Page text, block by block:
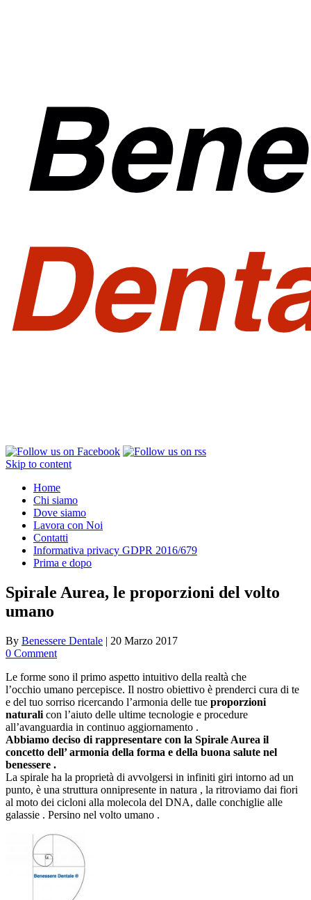
Skip to content
Home
Chi siamo
Dove siamo
Lavora con Noi
Contatti
Informativa privacy GDPR 2016/679
Prima e dopo
Spirale Aurea, le proporzioni del volto
umano
By Benessere Dentale | 20 Marzo 2017
0 Comment
Le forme sono il primo aspetto intuitivo della realtà che
l’occhio umano percepisce. Il nostro obiettivo è prenderci cura di te
e del tuo sorriso ricercando l’armonia delle tue proporzioni
naturali con l’aiuto delle ultime tecnologie e procedure
all’avanguardia in continuo aggiornamento .
Abbiamo deciso di rappresentare con la Spirale Aurea il
concetto dell’ armonia della forma e della buona salute nel
benessere .
La spirale ha la proprietà di avvolgersi in infiniti giri intorno ad un
punto, è una struttura onnipresente in natura , la ritroviamo dai fiori
al moto dei cicloni alla molecola del DNA, dalle conchiglie alle
galassie . Persino nel volto umano .